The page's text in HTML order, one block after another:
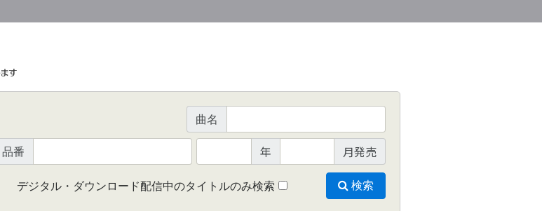
曲名
品番 年 月発売
デジタル・ダウンロード配信中のタイトルのみ検索 検索